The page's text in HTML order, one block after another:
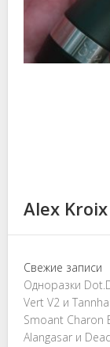
Alex Kroix
Свежие записи
Одноразки
Vert V2 и
Smoant Charon
Alangasar и